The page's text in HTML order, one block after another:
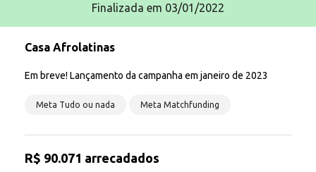
Finalizada em 03/01/2022
Casa Afrolatinas
Em breve! Lançamento da campanha em janeiro de 2023
Meta Tudo ou nada Meta Matchfunding
R$ 90.071 arrecadados